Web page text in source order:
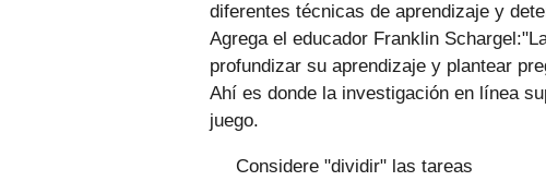
diferentes técnicas de aprendizaje y
Agrega el educador Franklin
profundizar su aprendizaje y plantear
Ahí es donde la investigación en línea
juego.
Considere "dividir" las tareas